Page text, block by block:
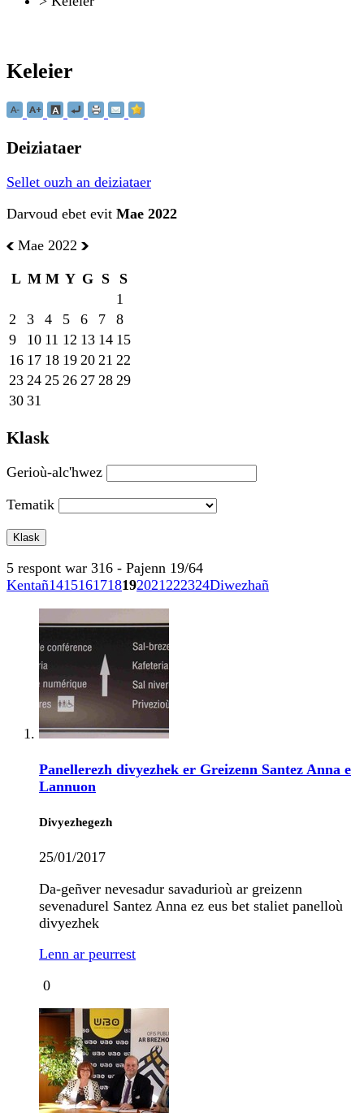
Keleier
Deiziataer
Sellet ouzh an deiziataer
Darvoud ebet evit Mae 2022
Mae 2022
L M M Y G S
S
1
2
3 4 5 6 7
8
9
10 11 12 13 14 15
16 17 18 19 20 21 22
23 24 25 26 27 28 29
30 31
Klask
Gerioù-alc'hwez
Tematik
5 respont war 316 - Pajenn 19/64
Kentañ1415161718192021222324Diwezhañ
Panellerezh divyezhek er Greizenn Santez Anna e
Lannuon
Divyezhegezh
25/01/2017
Da-geñver nevesadur savadurioù ar greizenn
sevenadurel Santez Anna ez eus bet staliet panelloù
divyezhek
Lenn ar peurrest
0